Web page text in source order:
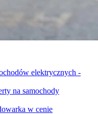
elektrycznych -
na samochody
w cenie